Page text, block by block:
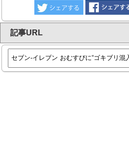
記事URL